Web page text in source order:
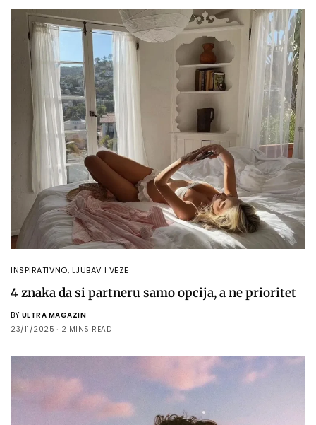
INSPIRATIVNO, LJUBAV I VEZE
4 znaka da si partneru samo opcija, a ne prioritet
BY ULTRA MAGAZIN
23/11/2025
2 MINS READ